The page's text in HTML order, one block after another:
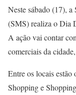
Neste sábado (17),
(SMS) realiza o Dia
A ação vai contar
comerciais da
Entre os locais
Shopping e